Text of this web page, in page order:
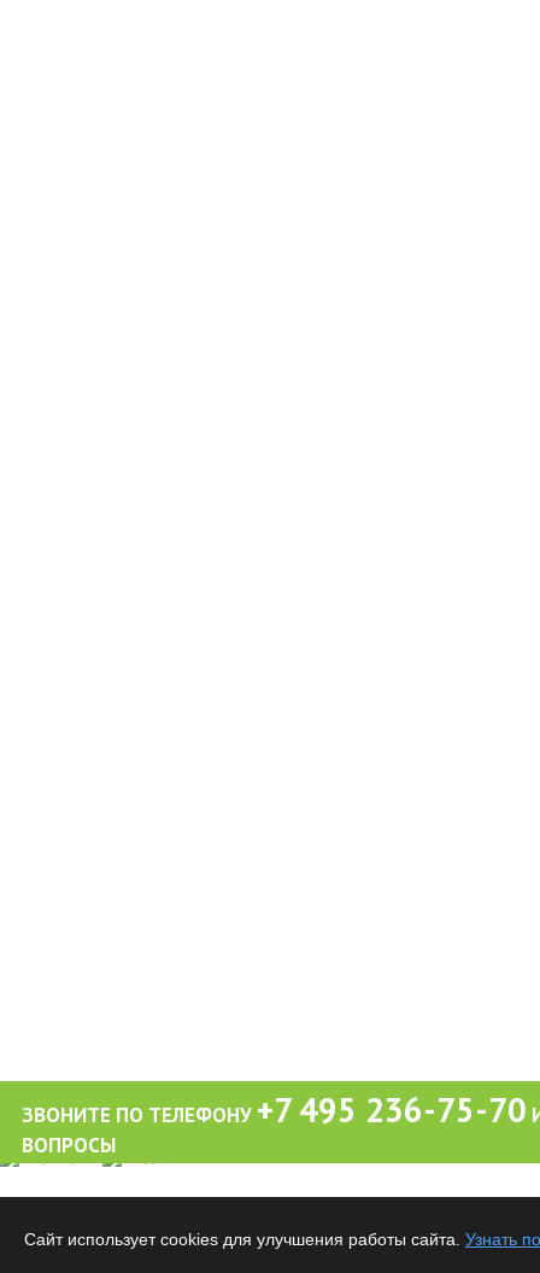
ЗВОНИТЕ ПО ТЕЛЕФОНУ +7 495 236-75-70
ВОПРОСЫ
Все материалы данного сайта являются объектами авторского права. Запрещается
Сайт использует cookies для улучшения работы сайта. Узнать